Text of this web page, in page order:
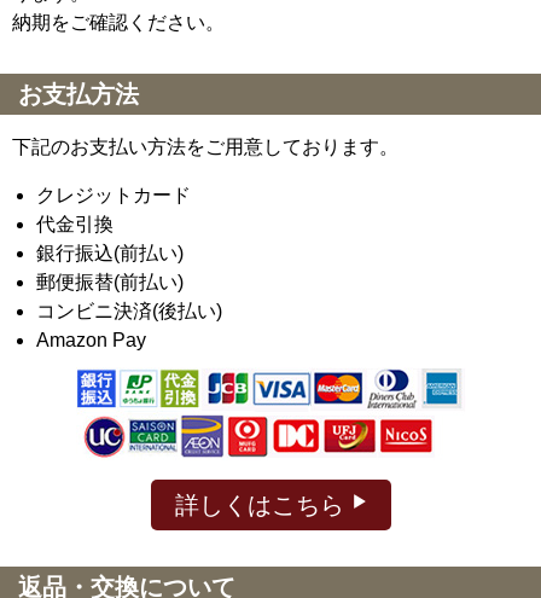
納期をご確認ください。
お支払方法
下記のお支払い方法をご用意しております。
クレジットカード
代金引換
銀行振込(前払い)
郵便振替(前払い)
コンビニ決済(後払い)
Amazon Pay
詳しくはこちら
返品・交換について